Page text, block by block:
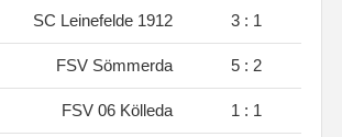
SC Leinefelde 1912 3 : 1
FSV Sömmerda 5 : 2
FSV 06 Kölleda 1 : 1